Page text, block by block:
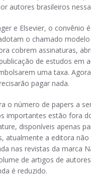
autores brasileiros
e Elsevier, o convênio
o chamado
cobrem assinaturas,
de estudos em
uma taxa.
pagar nada.
o número de papers a
importantes estão fora
disponíveis apenas
atualmente a editora
nas revistas da marca
de artigos de
é reduzido.